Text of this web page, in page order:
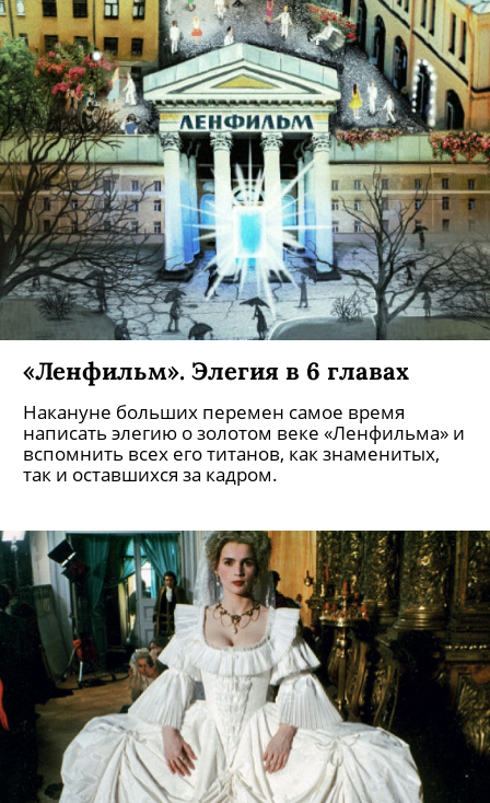
«Ленфильм». Элегия в 6 главах
Накануне больших перемен самое время
написать элегию о золотом веке «Ленфильма» и
вспомнить всех его титанов, как знаменитых,
так и оставшихся за кадром.